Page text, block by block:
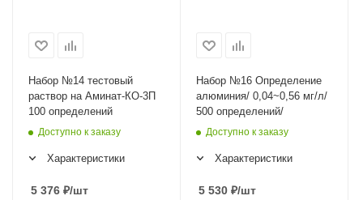
Набор №14 тестовый
раствор на Аминат-КО-3П
100 определений
Доступно к заказу
Характеристики
5 376 ₽/шт
Набор №16 Определение
алюминия/ 0,04~0,56 мг/л/
500 определений/
Доступно к заказу
Характеристики
5 530 ₽/шт